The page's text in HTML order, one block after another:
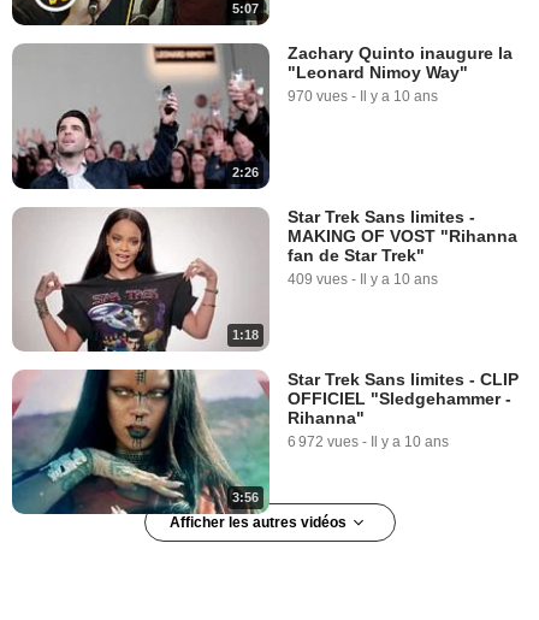
5:07
2:26
Zachary Quinto inaugure la
"Leonard Nimoy Way"
970 vues - Il y a 10 ans
1:18
Star Trek Sans limites -
MAKING OF VOST "Rihanna
fan de Star Trek"
409 vues - Il y a 10 ans
3:56
Star Trek Sans limites - CLIP
OFFICIEL "Sledgehammer -
Rihanna"
6 972 vues - Il y a 10 ans
Afficher les autres vidéos